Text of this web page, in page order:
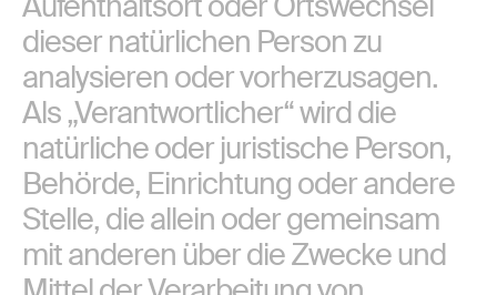
dieser natürlichen Person zu
analysieren oder vorherzusagen.
Als „Verantwortlicher“ wird die
natürliche oder juristische Person,
Behörde, Einrichtung oder andere
Stelle, die allein oder gemeinsam
mit anderen über die Zwecke und